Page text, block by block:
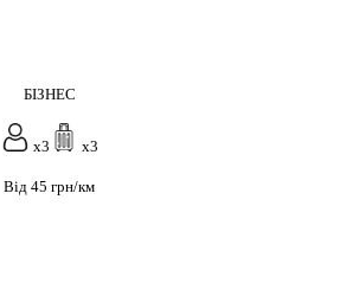
БІЗНЕС
x3 x3
Від 45 грн/км